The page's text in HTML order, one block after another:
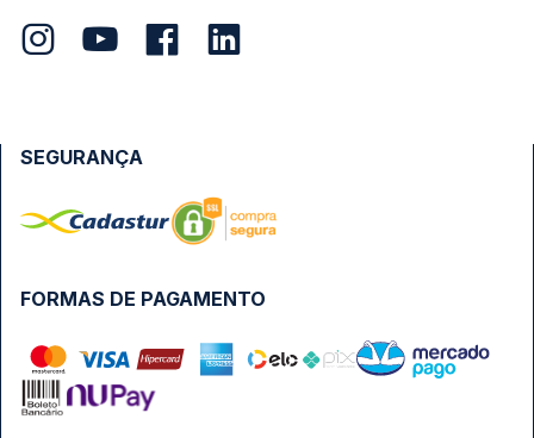
FORMAS DE PAGAMENTO
SEGURANÇA